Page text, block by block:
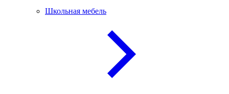
Школьная мебель